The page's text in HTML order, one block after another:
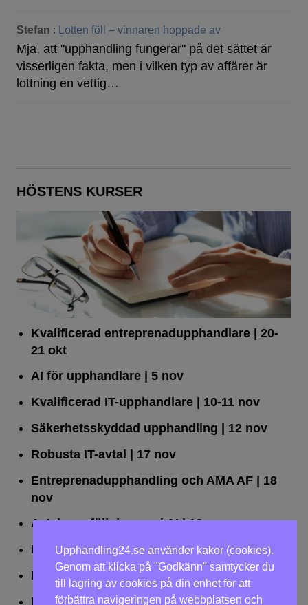
Stefan : Lotten föll – vinnaren hoppade av
Mja, att "upphandling fungerar" på det sättet är
visserligen fakta, men i vilken typ av affärer är
lottning en vettig…
HÖSTENS KURSER
Kvalificerad entreprenad­upphandlare | 20-
21 okt
AI för upphandlare| 5 nov
Kvalificerad IT-upphandlare| 10-11 nov
Säkerhetsskyddad upphandling | 12 nov
Robusta IT-avtal | 17 nov
Entreprenadupphandling och AMA AF| 18
nov
Avtalsuppföljning med AI| 19 nov
Leda upphandlingar effektivt| 25 nov
Dialogförfaranden | 26 nov
LOU på två dagar| 2-3 dec
Upphandling24.se använder kakor (cookies).
Genom att klicka på "Godkänn" samtycker du
till lagring av cookies på din enhet för att
förbättra navigeringen på webbplatsen och